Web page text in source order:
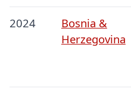
2024
Bosnia &
Herzegovina